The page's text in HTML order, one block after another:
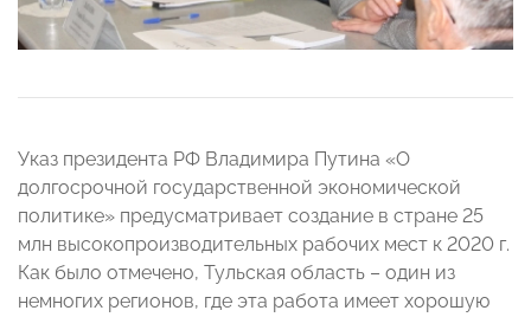
Указ президента РФ Владимира Путина «О
долгосрочной государственной экономической
политике» предусматривает создание в стране 25
млн высокопроизводительных рабочих мест к 2020 г.
Как было отмечено, Тульская область – один из
немногих регионов, где эта работа имеет хорошую